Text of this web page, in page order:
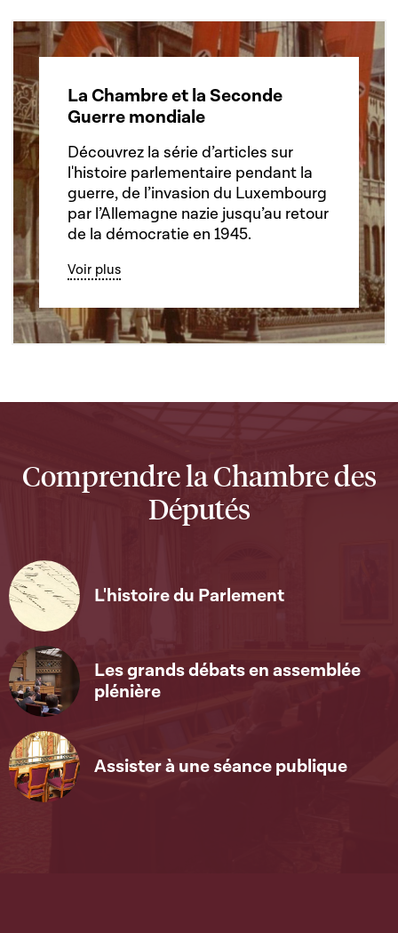
La Chambre et la Seconde
Guerre mondiale
Découvrez la série d’articles sur
l'histoire parlementaire pendant la
guerre, de l’invasion du Luxembourg
par l’Allemagne nazie jusqu’au retour
de la démocratie en 1945.
Voir plus
Comprendre la Chambre des
Députés
L'histoire du Parlement
Les grands débats en assemblée
plénière
Assister à une séance publique